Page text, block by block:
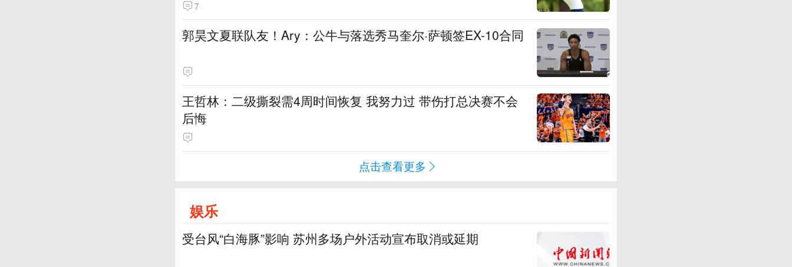
7
郭昊文夏联队友！Ary：公牛与落选秀马奎尔·萨顿签EX-10合同
王哲林：二级撕裂需4周时间恢复 我努力过 带伤打总决赛不会
后悔
点击查看更多
娱乐
受台风“白海豚”影响 苏州多场户外活动宣布取消或延期